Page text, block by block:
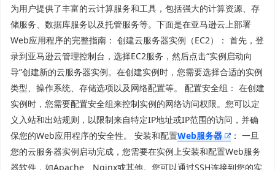
为用户提供了丰富的云计算服务和工具，包括强大的计算资源、存
储服务、数据库服务以及托管服务等。下面是在亚马逊云上部署
Web应用程序的完整指南： 创建云服务器实例（EC2）： 首先，登
录到亚马逊云管理控制台，选择EC2服务，然后点击“实例启动向
导”创建新的云服务器实例。在创建实例时，您需要选择合适的实例
类型、操作系统、存储选项以及网络配置等。 配置安全组： 在创建
实例时，您需要配置安全组来控制实例的网络访问权限。您可以定
义入站和出站规则，以限制来自特定IP地址或IP范围的访问，并确
保您的Web应用程序的安全性。 安装和配置Web服务器
： 一旦
您的云服务器实例启动完成，您需要在实例上安装和配置Web服务
器软件，如Apache、Nginx或其他。您可以通过SSH连接到您的实